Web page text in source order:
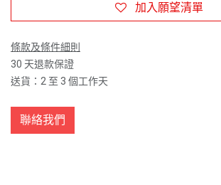
加入願望清單
條款及條件細則
30 天退款保證
送貨：2 至 3 個工作天
聯絡我們